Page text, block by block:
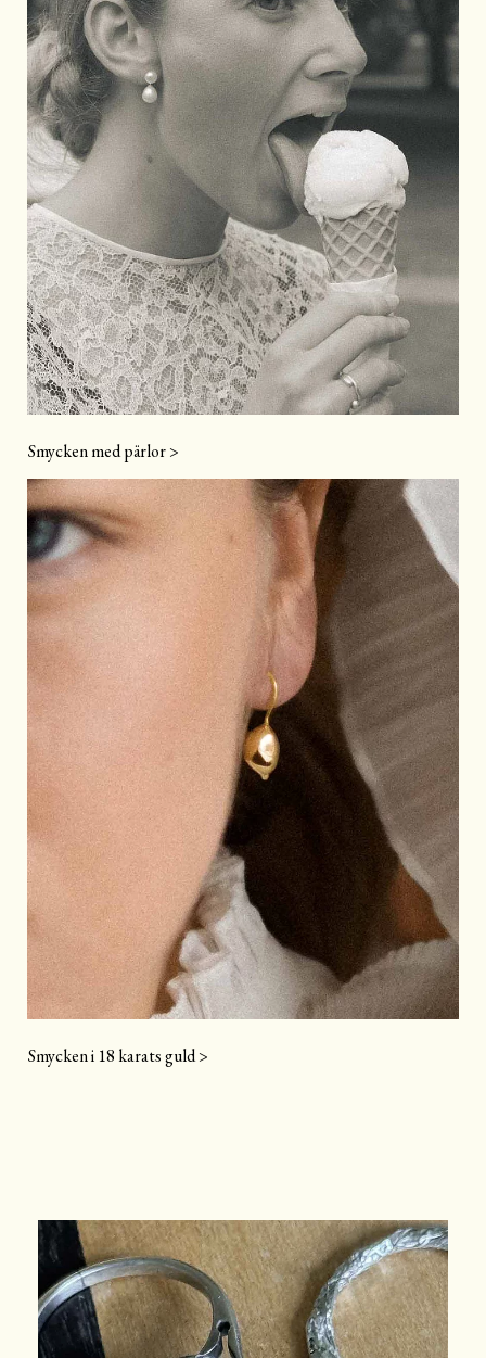
Smycken med pärlor >
Smycken i 18 karats guld >